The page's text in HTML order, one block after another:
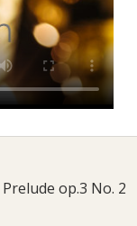
op.3 No. 2